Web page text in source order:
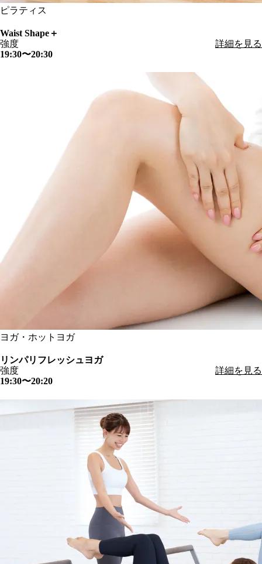
ピラティス
Waist Shape＋
強度
詳細を見る
19:30〜20:30
ヨガ・ホットヨガ
リンパリフレッシュヨガ
強度
詳細を見る
19:30〜20:20